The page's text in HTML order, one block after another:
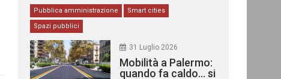
Pubblica amministrazione
Smart cities
Spazi pubblici
31 Luglio 2026
Mobilità a Palermo:
quando fa caldo… si